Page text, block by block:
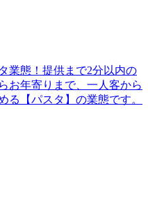
業態！提供まで2分以内の
お年寄りまで、一人客から
る【パスタ】の業態です。